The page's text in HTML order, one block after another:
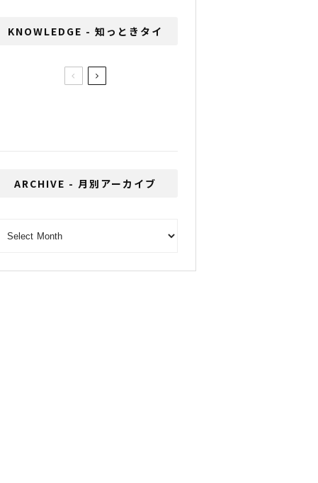
KNOWLEDGE - 知っときタイ
ARCHIVE - 月別アーカイブ
ARCHIVE - 月別アーカイブ